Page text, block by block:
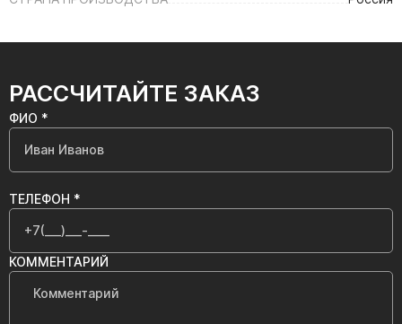
РАССЧИТАЙТЕ ЗАКАЗ
ФИО *
ТЕЛЕФОН *
КОММЕНТАРИЙ